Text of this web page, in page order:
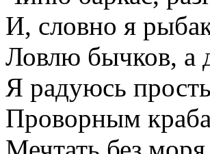
И, словно я
Ловлю бычков,
Я радуюсь
Проворным